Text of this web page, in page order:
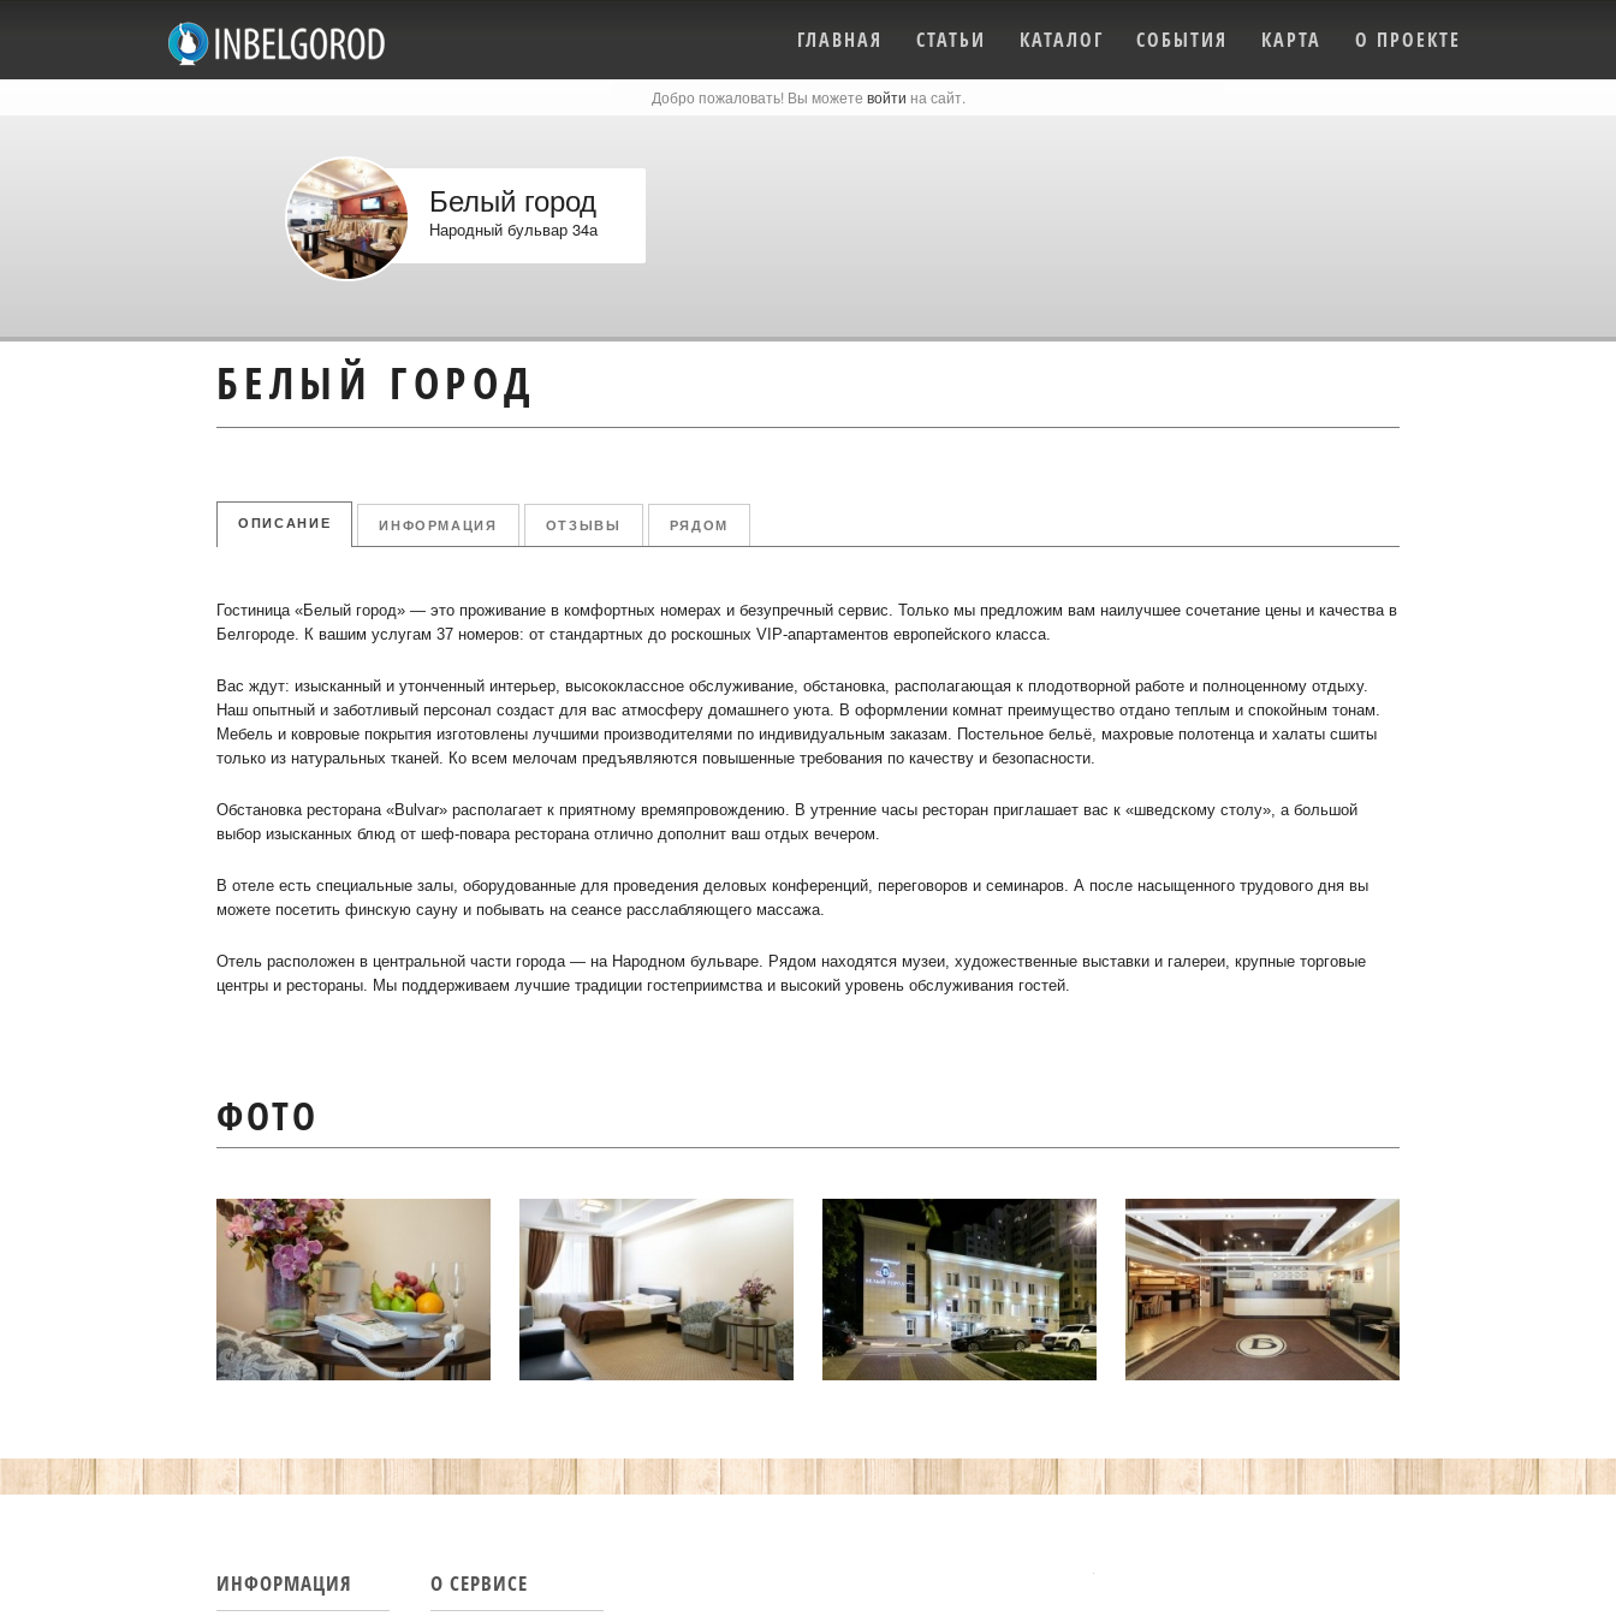
ГЛАВНАЯ СТАТЬИ КАТАЛОГ СОБЫТИЯ КАРТА О ПРОЕКТЕ
Добро пожаловать! Вы можете войти на сайт.
Белый город
Народный бульвар 34а
БЕЛЫЙ ГОРОД
ОПИСАНИЕ ИНФОРМАЦИЯ ОТЗЫВЫ РЯДОМ
Гостиница «Белый город» — это проживание в комфортных номерах и безупречный сервис. Только мы предложим вам наилучшее сочетание цены и качества в
Белгороде. К вашим услугам 37 номеров: от стандартных до роскошных VIP-апартаментов европейского класса.
Вас ждут: изысканный и утонченный интерьер, высококлассное обслуживание, обстановка, располагающая к плодотворной работе и полноценному отдыху.
Наш опытный и заботливый персонал создаст для вас атмосферу домашнего уюта. В оформлении комнат преимущество отдано теплым и спокойным тонам.
Мебель и ковровые покрытия изготовлены лучшими производителями по индивидуальным заказам. Постельное бельё, махровые полотенца и халаты сшиты
только из натуральных тканей. Ко всем мелочам предъявляются повышенные требования по качеству и безопасности.
Обстановка ресторана «Bulvar» располагает к приятному времяпровождению. В утренние часы ресторан приглашает вас к «шведскому столу», а большой
выбор изысканных блюд от шеф-повара ресторана отлично дополнит ваш отдых вечером.
В отеле есть специальные залы, оборудованные для проведения деловых конференций, переговоров и семинаров. А после насыщенного трудового дня вы
можете посетить финскую сауну и побывать на сеансе расслабляющего массажа.
Отель расположен в центральной части города — на Народном бульваре. Рядом находятся музеи, художественные выставки и галереи, крупные торговые
центры и рестораны. Мы поддерживаем лучшие традиции гостеприимства и высокий уровень обслуживания гостей.
ФОТО
ИНФОРМАЦИЯ О СЕРВИСЕ